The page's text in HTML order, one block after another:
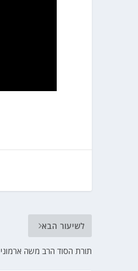
לשיעור הבא
תורת הסוד הרב משה ארמוני